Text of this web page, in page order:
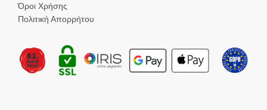
Όροι Χρήσης
Πολιτική Απορρήτου